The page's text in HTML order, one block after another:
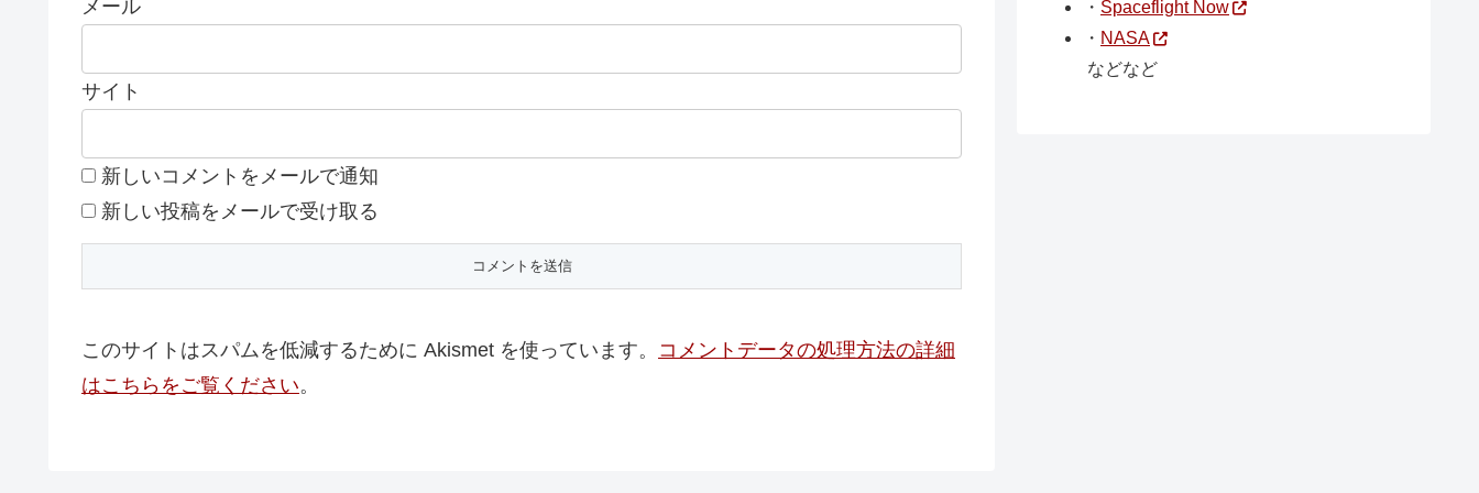
メール
サイト
新しいコメントをメールで通知
新しい投稿をメールで受け取る
このサイトはスパムを低減するために Akismet を使っています。 コメントデータの処理方法の詳細
はこちらをご覧ください。
・ Spaceflight Now
・ NASA
などなど